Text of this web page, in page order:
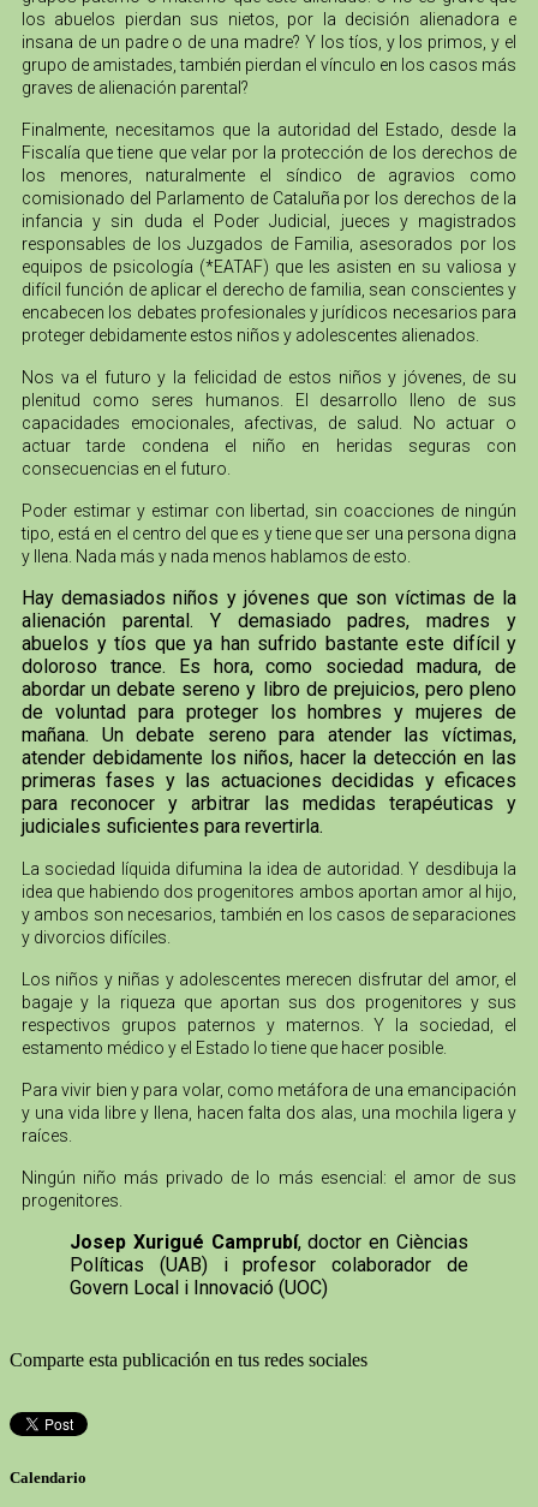
los abuelos pierdan sus nietos, por la decisión alienadora e
insana de un padre o de una madre? Y los tíos, y los primos, y el
grupo de amistades, también pierdan el vínculo en los casos más
graves de alienación parental?
Finalmente, necesitamos que la autoridad del Estado, desde la
Fiscalía que tiene que velar por la protección de los derechos de
los menores, naturalmente el síndico de agravios como
comisionado del Parlamento de Cataluña por los derechos de la
infancia y sin duda el Poder Judicial, jueces y magistrados
responsables de los Juzgados de Familia, asesorados por los
equipos de psicología (*EATAF) que les asisten en su valiosa y
difícil función de aplicar el derecho de familia, sean conscientes y
encabecen los debates profesionales y jurídicos necesarios para
proteger debidamente estos niños y adolescentes alienados.
Nos va el futuro y la felicidad de estos niños y jóvenes, de su
plenitud como seres humanos. El desarrollo lleno de sus
capacidades emocionales, afectivas, de salud. No actuar o
actuar tarde condena el niño en heridas seguras con
consecuencias en el futuro.
Poder estimar y estimar con libertad, sin coacciones de ningún
tipo, está en el centro del que es y tiene que ser una persona digna
y llena. Nada más y nada menos hablamos de esto.
Hay demasiados niños y jóvenes que son víctimas de la
alienación parental. Y demasiado padres, madres y
abuelos y tíos que ya han sufrido bastante este difícil y
doloroso trance. Es hora, como sociedad madura, de
abordar un debate sereno y libro de prejuicios, pero pleno
de voluntad para proteger los hombres y mujeres de
mañana. Un debate sereno para atender las víctimas,
atender debidamente los niños, hacer la detección en las
primeras fases y las actuaciones decididas y eficaces
para reconocer y arbitrar las medidas terapéuticas y
judiciales suficientes para revertirla.
La sociedad líquida difumina la idea de autoridad. Y desdibuja la
idea que habiendo dos progenitores ambos aportan amor al hijo,
y ambos son necesarios, también en los casos de separaciones
y divorcios difíciles.
Los niños y niñas y adolescentes merecen disfrutar del amor, el
bagaje y la riqueza que aportan sus dos progenitores y sus
respectivos grupos paternos y maternos. Y la sociedad, el
estamento médico y el Estado lo tiene que hacer posible.
Para vivir bien y para volar, como metáfora de una emancipación
y una vida libre y llena, hacen falta dos alas, una mochila ligera y
raíces.
Ningún niño más privado de lo más esencial: el amor de sus
progenitores.
Josep Xurigué Camprubí, doctor en Cièncias
Políticas (UAB) i profesor colaborador de
Govern Local i Innovació (UOC)
Comparte esta publicación en tus redes sociales
Calendario